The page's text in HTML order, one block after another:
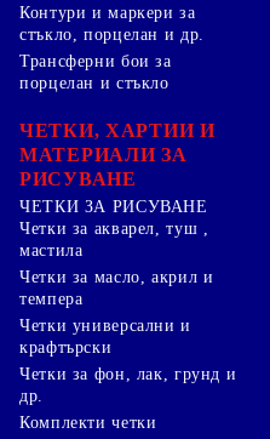
Контури и маркери за
стъкло, порцелан и др.
Трансферни бои за
порцелан и стъкло
ЧЕТКИ, ХАРТИИ И
МАТЕРИАЛИ ЗА
РИСУВАНЕ
ЧЕТКИ ЗА РИСУВАНЕ
Четки за акварел, туш ,
мастила
Четки за масло, акрил и
темпера
Четки универсални и
крафтърски
Четки за фон, лак, грунд и
др.
Комплекти четки